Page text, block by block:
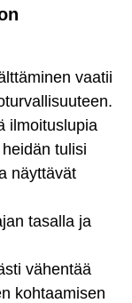
vaatii
ilmoituslupia
tulisi
näyttävät
tasalla ja
vähentää
kohtaamisen